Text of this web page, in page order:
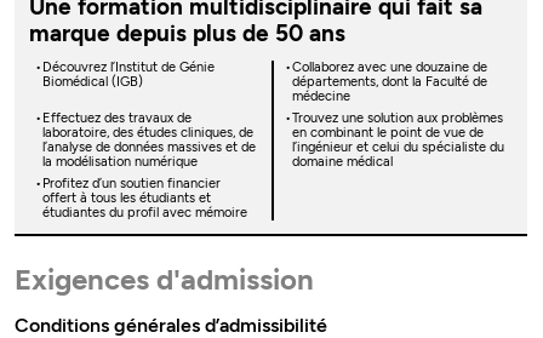
Une formation multidisciplinaire qui fait sa
marque depuis plus de 50 ans
Découvrez l’Institut de Génie
Biomédical (IGB)
Collaborez avec une douzaine de
départements, dont la Faculté de
médecine
Effectuez des travaux de
laboratoire, des études cliniques, de
l’analyse de données massives et de
la modélisation numérique
Trouvez une solution aux problèmes
en combinant le point de vue de
l’ingénieur et celui du spécialiste du
domaine médical
Profitez d’un soutien financier
offert à tous les étudiants et
étudiantes du profil avec mémoire
Exigences d'admission
Conditions générales d’admissibilité